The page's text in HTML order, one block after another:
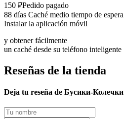
150 ₽Pedido pagado
88 días Caché medio tiempo de espera
Instalar la aplicación móvil
y obtener fácilmente
un caché desde su teléfono inteligente
Reseñas de la tienda
Deja tu reseña de Бусики-Колечки